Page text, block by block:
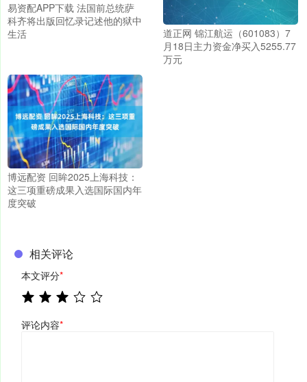
易资配APP下载 法国前总统萨
科齐将出版回忆录记述他的狱中
生活
道正网 锦江航运（601083）7
月18日主力资金净买入5255.77
万元
博远配资 回眸2025上海科技：
这三项重磅成果入选国际国内年
度突破
相关评论
本文评分*
评论内容*